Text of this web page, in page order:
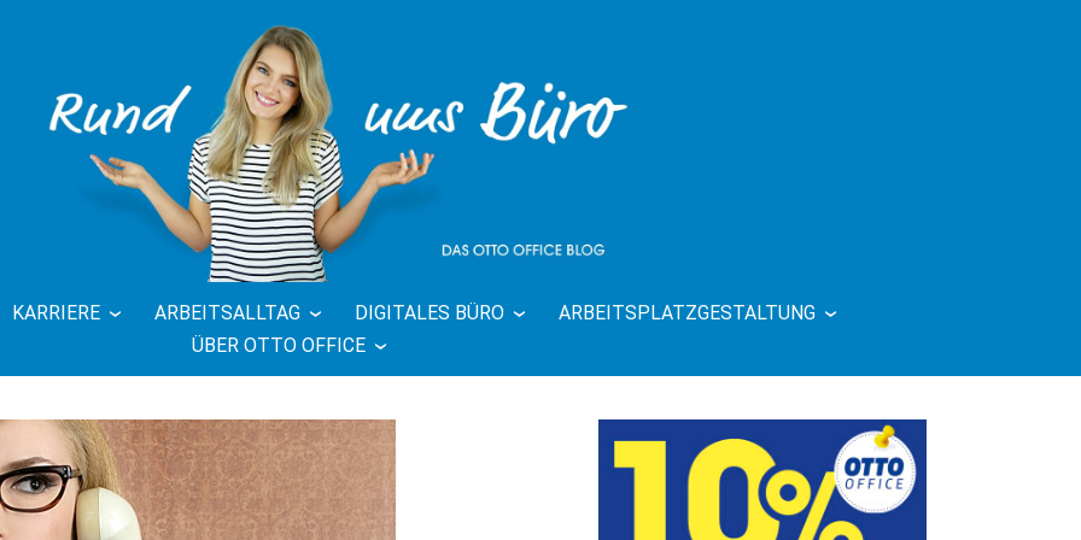
BLOG | RUND UMS
BÜRO
KARRIERE ARBEITSALLTAG DIGITALES BÜRO
ARBEITSPLATZGESTALTUNG
ÜBER OTTO OFFICE